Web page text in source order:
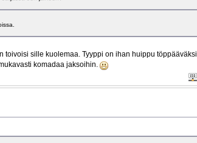
toivoisi sille kuolemaa. Tyyppi on ihan huippu töppääväksi
komadaa jaksoihin.